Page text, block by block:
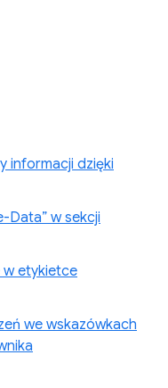
informacji dzięki
Data” w sekcji
w etykietce
we wskazówkach